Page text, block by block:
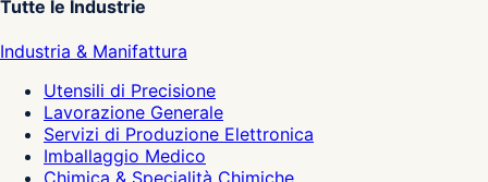
Tutte le Industrie
Industria & Manifattura
Utensili di Precisione
Lavorazione Generale
Servizi di Produzione Elettronica
Imballaggio Medico